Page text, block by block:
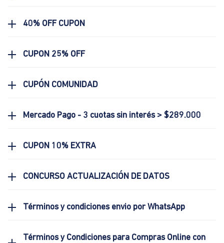
40% OFF CUPON
CUPON 25% OFF
CUPÓN COMUNIDAD
Mercado Pago - 3 cuotas sin interés > $289.000
CUPON 10% EXTRA
CONCURSO ACTUALIZACIÓN DE DATOS
Términos y condiciones envio por WhatsApp
Términos y Condiciones para Compras Online con